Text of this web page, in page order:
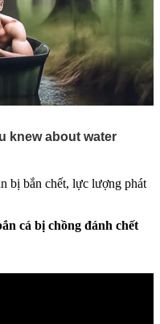
bị bắn chết, lực lượng phát
cá bị chồng đánh chết